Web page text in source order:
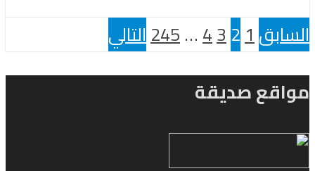
السابق1
2
3
4
…
245التالي
مواقع صديقة